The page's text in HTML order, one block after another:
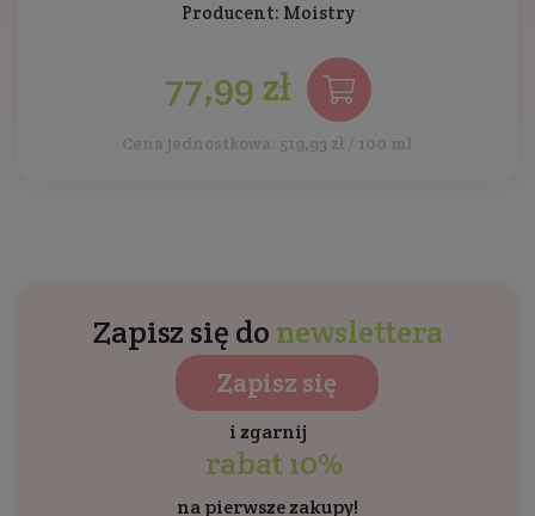
Producent: Moistry
77,99 zł
Cena jednostkowa: 519,93 zł / 100 ml
Zapisz się do newslettera
Zapisz się
i zgarnij
rabat 10%
na pierwsze zakupy!